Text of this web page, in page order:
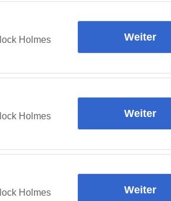
Holmes
Weiter
Holmes
Weiter
Holmes
Weiter